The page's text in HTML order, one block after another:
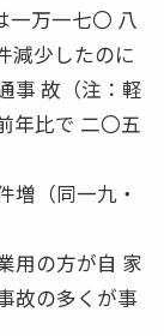
一万一七〇 八
減少したのに
事 故（注：軽
年比で 二〇五
増（同一九・
用の方が自 家
故の多くが事